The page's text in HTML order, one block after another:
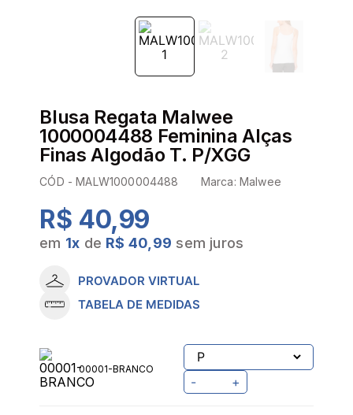
Blusa Regata Malwee
1000004488 Feminina Alças
Finas Algodão T. P/XGG
CÓD -MALW1000004488 Marca: Malwee
R$ 40,99
em 1x de R$ 40,99 sem juros
PROVADOR VIRTUAL
TABELA DE MEDIDAS
00001-BRANCO
- +